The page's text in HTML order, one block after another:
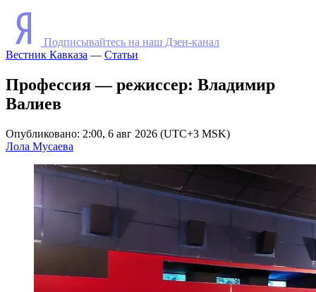
Подписывайтесь на наш Дзен-канал
Вестник Кавказа — Статьи
Профессия — режиссер: Владимир
Валиев
Опубликовано: 2:00, 6 авг 2026 (UTC+3 MSK)
Лола Мусаева